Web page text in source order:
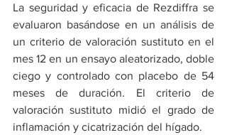
La seguridad y eficacia de Rezdiffra se
evaluaron basándose en un análisis de
un criterio de valoración sustituto en el
mes 12 en un ensayo aleatorizado, doble
ciego y controlado con placebo de 54
meses de duración. El criterio de
valoración sustituto midió el grado de
inflamación y cicatrización del hígado.